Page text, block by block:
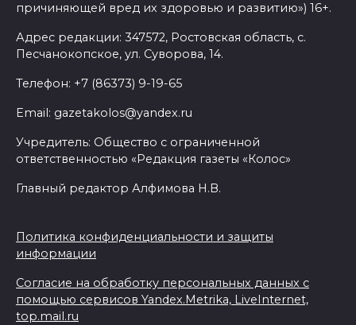
причиняющей вред их здоровью и развитию») 16+.
Адрес редакции: 347572, Ростовская область, с.
Песчанокопское, ул. Суворова, 14.
Телефон: +7 (86373) 9-19-65
Email: gazetakolos@yandex.ru
Учредитель: Общество с ограниченной
ответственностью «Редакция газеты «Колос»
Главный редактор Алфимова Н.В.
Политика конфиденциальности и защиты
информации
Согласие на обработку персональных данных с
помощью сервисов Yandex.Metrika, LiveInternet,
top.mail.ru